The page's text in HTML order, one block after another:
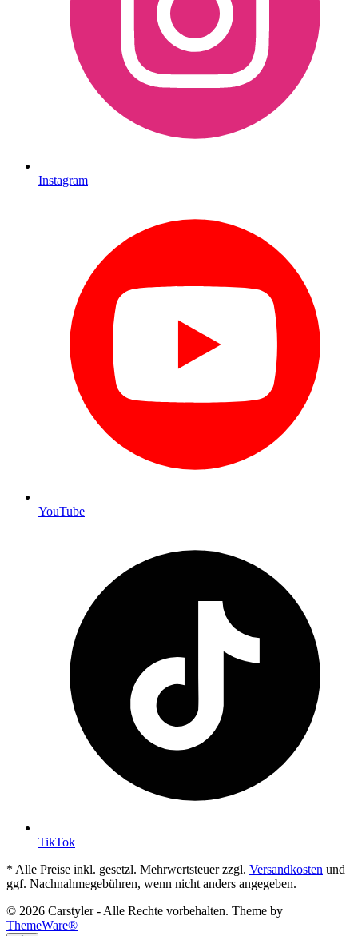
Instagram
YouTube
TikTok
* Alle Preise inkl. gesetzl. Mehrwertsteuer zzgl. Versandkosten und
ggf. Nachnahmegebühren, wenn nicht anders angegeben.
© 2026 Carstyler - Alle Rechte vorbehalten. Theme by
ThemeWare®